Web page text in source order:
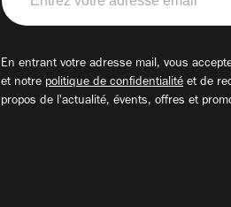
votre
adresse
En entrant votre adresse mail, vous
et notre politique de confidentialité et de
propos de l'actualité, évents, offres et